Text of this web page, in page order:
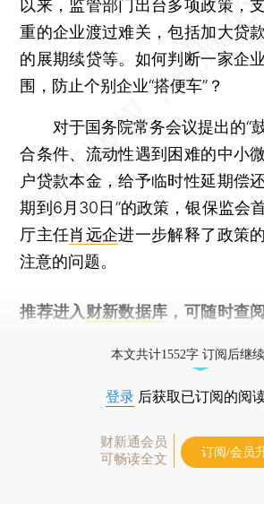
以来，监管部门出台多项政策，
重的企业渡过难关，包括加大贷
的展期续贷等。如何判断一家企
围，防止个别企业“搭便车”？
对于国务院常务会议提出的“
合条件、流动性遇到困难的中小
户贷款本金，给予临时性延期偿
期到6月30日”的政策，银保监会
厅主任肖远企进一步解释了政策
注意的问题。
推荐进入 财新数据库 ，可随时查
本文共计1552字 订阅后继
登录 后获取已订阅的阅
财新通会员
可畅读全文
订阅/会员